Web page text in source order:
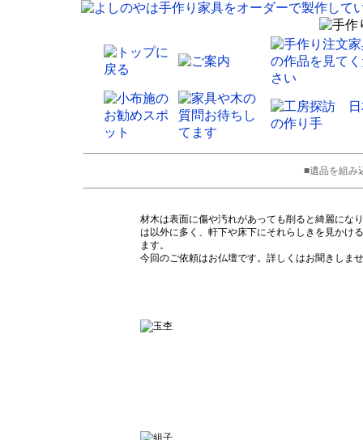
■遺品を組
材木は表面に傷や汚れがあっても削ると綺麗にな
は以外に多く、軒下や床下にそれらしきを見かけ
ます。
今回のご依頼はお仏壇です。詳しくはお聞きしま